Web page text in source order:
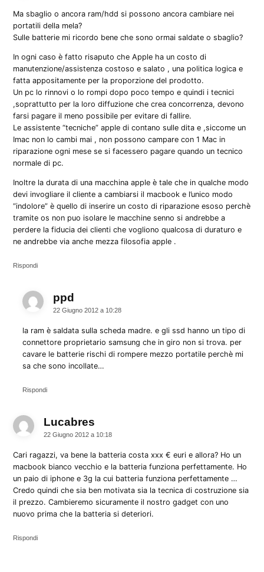
Ma sbaglio o ancora ram/hdd si possono ancora cambiare nei
portatili della mela?
Sulle batterie mi ricordo bene che sono ormai saldate o sbaglio?
In ogni caso è fatto risaputo che Apple ha un costo di
manutenzione/assistenza costoso e salato , una politica logica e
fatta appositamente per la proporzione del prodotto.
Un pc lo rinnovi o lo rompi dopo poco tempo e quindi i tecnici
,soprattutto per la loro diffuzione che crea concorrenza, devono
farsi pagare il meno possibile per evitare di fallire.
Le assistente “tecniche” apple di contano sulle dita e ,siccome un
Imac non lo cambi mai , non possono campare con 1 Mac in
riparazione ogni mese se si facessero pagare quando un tecnico
normale di pc.
Inoltre la durata di una macchina apple è tale che in qualche modo
devi invogliare il cliente a cambiarsi il macbook e l’unico modo
“indolore” è quello di inserire un costo di riparazione esoso perchè
tramite os non puo isolare le macchine senno si andrebbe a
perdere la fiducia dei clienti che vogliono qualcosa di duraturo e
ne andrebbe via anche mezza filosofia apple .
Rispondi
ppd
22 Giugno 2012 a 10:28
la ram è saldata sulla scheda madre. e gli ssd hanno un tipo di
connettore proprietario samsung che in giro non si trova. per
cavare le batterie rischi di rompere mezzo portatile perchè mi
sa che sono incollate…
Rispondi
Lucabres
22 Giugno 2012 a 10:18
Cari ragazzi, va bene la batteria costa xxx € euri e allora? Ho un
macbook bianco vecchio e la batteria funziona perfettamente. Ho
un paio di iphone e 3g la cui batteria funziona perfettamente …
Credo quindi che sia ben motivata sia la tecnica di costruzione sia
il prezzo. Cambieremo sicuramente il nostro gadget con uno
nuovo prima che la batteria si deteriori.
Rispondi